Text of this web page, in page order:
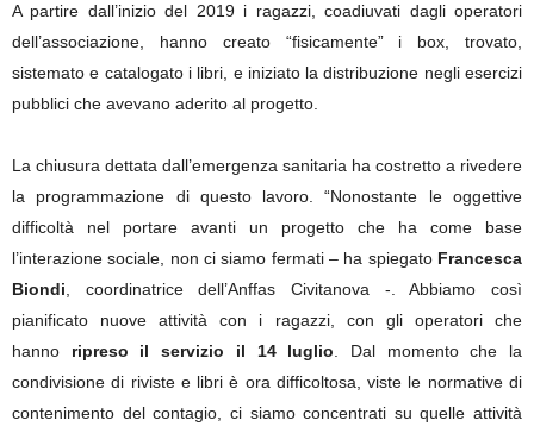
A partire dall’inizio del 2019 i ragazzi, coadiuvati dagli operatori
dell’associazione, hanno creato “fisicamente” i box, trovato,
sistemato e catalogato i libri, e iniziato la distribuzione negli esercizi
pubblici che avevano aderito al progetto.
La chiusura dettata dall’emergenza sanitaria ha costretto a rivedere
la programmazione di questo lavoro. “Nonostante le oggettive
difficoltà nel portare avanti un progetto che ha come base
l’interazione sociale, non ci siamo fermati – ha spiegato Francesca
Biondi , coordinatrice dell’Anffas Civitanova -. Abbiamo così
pianificato nuove attività con i ragazzi, con gli operatori che
hanno ripreso il servizio il 14 luglio . Dal momento che la
condivisione di riviste e libri è ora difficoltosa, viste le normative di
contenimento del contagio, ci siamo concentrati su quelle attività